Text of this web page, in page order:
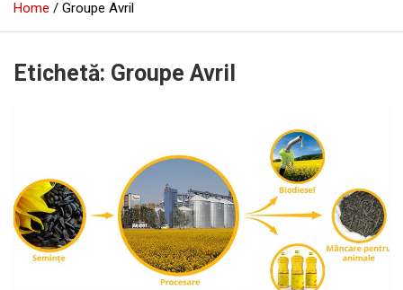
Home Groupe Avril
Etichetă: Groupe Avril